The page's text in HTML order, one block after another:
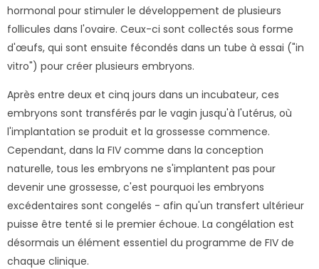
hormonal pour stimuler le développement de plusieurs
follicules dans l'ovaire. Ceux-ci sont collectés sous forme
d'œufs, qui sont ensuite fécondés dans un tube à essai ("in
vitro") pour créer plusieurs embryons.
Après entre deux et cinq jours dans un incubateur, ces
embryons sont transférés par le vagin jusqu'à l'utérus, où
l'implantation se produit et la grossesse commence.
Cependant, dans la FIV comme dans la conception
naturelle, tous les embryons ne s'implantent pas pour
devenir une grossesse, c'est pourquoi les embryons
excédentaires sont congelés - afin qu'un transfert ultérieur
puisse être tenté si le premier échoue. La congélation est
désormais un élément essentiel du programme de FIV de
chaque clinique.